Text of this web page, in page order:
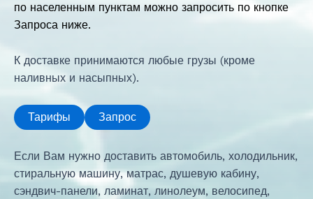
по населенным пунктам можно запросить по кнопке
Запроса ниже.
К доставке принимаются любые грузы (кроме
наливных и насыпных).
Тарифы Запрос
Если Вам нужно доставить автомобиль, холодильник,
стиральную машину, матрас, душевую кабину,
сэндвич-панели, ламинат, линолеум, велосипед,